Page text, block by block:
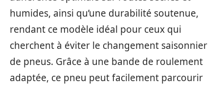
humides, ainsi qu’une durabilité soutenue,
rendant ce modèle idéal pour ceux qui
cherchent à éviter le changement saisonnier
de pneus. Grâce à une bande de roulement
adaptée, ce pneu peut facilement parcourir